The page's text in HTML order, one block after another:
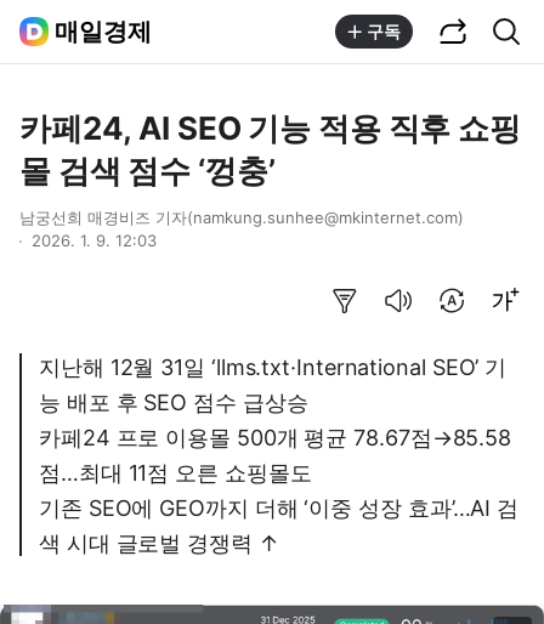
매일경제 구독
카페24, AI SEO 기능 적용 직후 쇼핑
몰 검색 점수 ‘껑충’
남궁선희 매경비즈 기자(namkung.sunhee@mkinternet.com)
2026. 1. 9. 12:03
지난해 12월 31일 ‘llms.txt·International SEO’ 기
능 배포 후 SEO 점수 급상승
카페24 프로 이용몰 500개 평균 78.67점→85.58
점…최대 11점 오른 쇼핑몰도
기존 SEO에 GEO까지 더해 ‘이중 성장 효과’…AI 검
색 시대 글로벌 경쟁력 ↑